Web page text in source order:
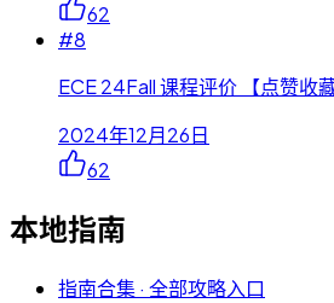
62
#8
ECE 24Fall 课程评价 【点赞收
2024年12月26日
62
本地指南
指南合集 · 全部攻略入口